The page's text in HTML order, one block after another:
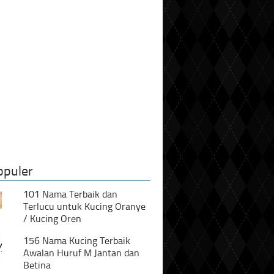
101 Nama Terbaik dan
Terlucu untuk Kucing Oranye
/ Kucing Oren
156 Nama Kucing Terbaik
Awalan Huruf M Jantan dan
Betina